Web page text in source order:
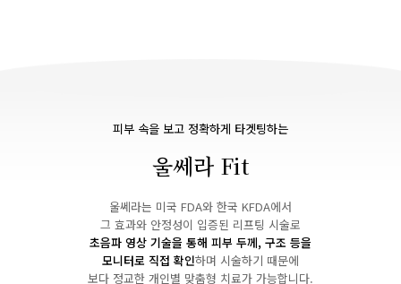
피부 속을 보고 정확하게 타겟팅하는
울쎄라 Fit
울쎄라는 미국 FDA와 한국 KFDA에서
그 효과와 안정성이 입증된 리프팅 시술로
초음파 영상 기술을 통해 피부 두께, 구조 등을
모니터로 직접 확인하며 시술하기 때문에
보다 정교한 개인별 맞춤형 치료가 가능합니다.